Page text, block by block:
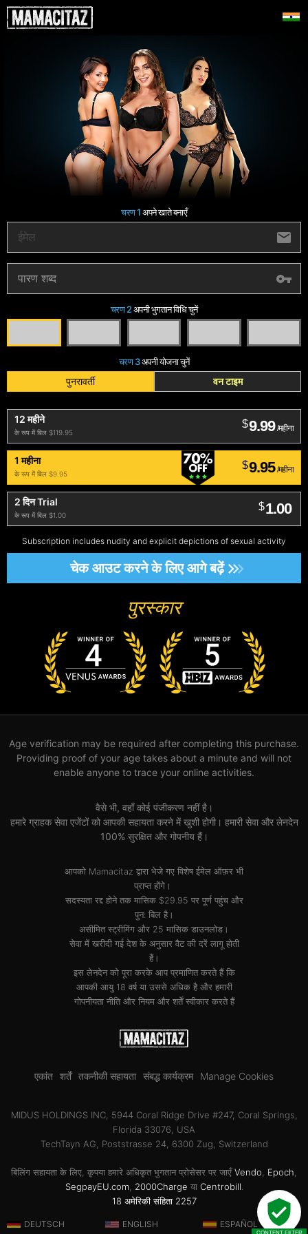
चरण 1अपने खाते बनाएँ
चरण 2अपनी भुगतान विधि चुनें
चरण 3अपनी योजना चुनें
पुनरावर्ती वन टाइम
12 महीने
के रूप में बिल $119.95
$9.99 /महीना
1 महीना
के रूप में बिल $9.95
$9.95 /महीना
2 दिन Trial
के रूप में बिल $1.00
$1.00
Subscription includes nudity and explicit depictions of sexual activity
चेक आउट करने के लिए आगे बढ़ें
पुरस्कार
Age verification may be required after completing this purchase.
Providing proof of your age takes about a minute and will not
enable anyone to trace your online activities.
वैसे भी, वहाँ कोई पंजीकरण नहीं है।
हमारे ग्राहक सेवा एजेंटों को आपकी सहायता करने में खुशी होगी। हमारी सेवा और लेनदेन
100% सुरक्षित और गोपनीय हैं।
आपको Mamacitaz द्वारा भेजे गए विशेष ईमेल ऑफ़र भी
प्राप्त होंगे।
सदस्यता रद्द होने तक मासिक $29.95 पर पूर्ण पहुंच और
पुन: बिल है।
असीमित स्ट्रीमिंग और 25 मासिक डाउनलोड।
सेवा में खरीदी गई देश के अनुसार वैट की दरें लागू होती
हैं।
इस लेनदेन को पूरा करके आप प्रमाणित करते हैं कि
आपकी आयु 18 वर्ष या उससे अधिक है और हमारी
गोपनीयता नीतिऔर नियम और शर्तेंस्वीकार करते हैं
एकांत शर्तें तकनीकी सहायता संबद्ध कार्यक्रम Manage Cookies
MIDUS HOLDINGS INC, 5944 Coral Ridge Drive #247, Coral Springs,
Florida 33076, USA
TechTayn AG, Poststrasse 24, 6300 Zug, Switzerland
बिलिंग सहायता के लिए, कृपया हमारे अधिकृत भुगतान प्रोसेसर पर जाएँVendo Epoch
SegpayEU.com
2000Charge या Centrobill
18 अमेरिकी संहिता 2257
DEUTSCH ENGLISH ESPAÑOL